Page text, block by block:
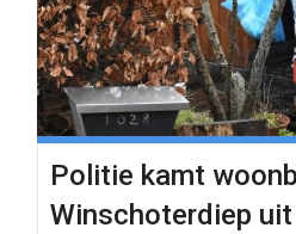
Politie kamt
Winschoterdiep